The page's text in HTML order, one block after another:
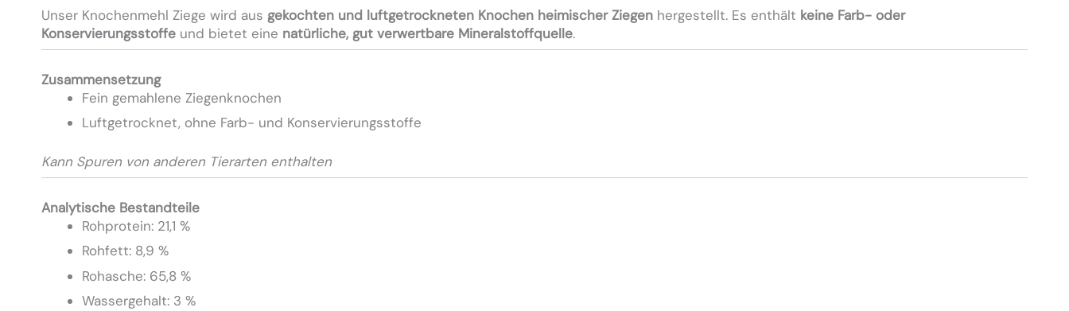
Unser Knochenmehl Ziege wird aus gekochten und luftgetrockneten Knochen heimischer Ziegen hergestellt. Es enthält keine Farb- oder
Konservierungsstoffe und bietet eine natürliche, gut verwertbare Mineralstoffquelle.
Zusammensetzung
Fein gemahlene Ziegenknochen
Luftgetrocknet, ohne Farb- und Konservierungsstoffe
Kann Spuren von anderen Tierarten enthalten
Analytische Bestandteile
Rohprotein: 21,1 %
Rohfett: 8,9 %
Rohasche: 65,8 %
Wassergehalt: 3 %